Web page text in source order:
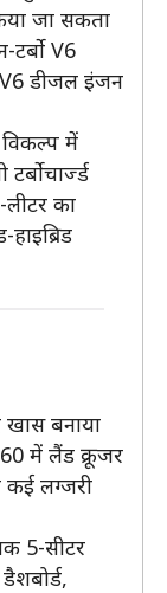
जा सकता
टर्बो V6
V6 डीजल इंजन
विकल्प में
लीटर का
खास बनाया
में लैंड क्रूजर
कई लग्जरी
5-सीटर